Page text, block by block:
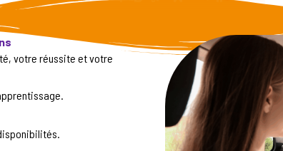
votre réussite et votre